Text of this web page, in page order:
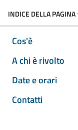
INDICE DELLA PAGINA
Cos'è
A chi è rivolto
Date e orari
Contatti